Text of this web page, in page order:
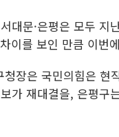
대문·은평은 모두 지
이를 보인 만큼 이번
장은 국민의힘은 현
가 재대결을, 은평구